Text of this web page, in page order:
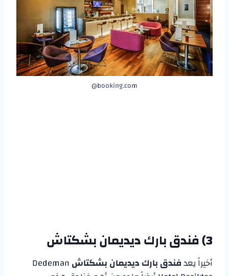
booking.com@
3) فندق بارك ديديمان بشكتاش
أخيراً يعدفندق بارك ديديمان بشكتاشDedeman